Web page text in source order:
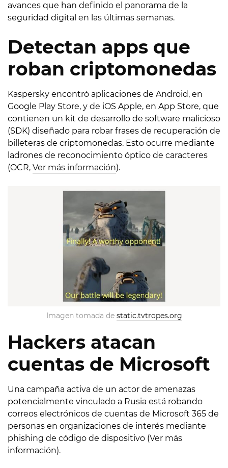
avances que han definido el panorama de la
seguridad digital en las últimas semanas.
Detectan apps que
roban criptomonedas
Kaspersky encontró aplicaciones de Android, en
Google Play Store, y de iOS Apple, en App Store, que
contienen un kit de desarrollo de software malicioso
(SDK) diseñado para robar frases de recuperación de
billeteras de criptomonedas. Esto ocurre mediante
ladrones de reconocimiento óptico de caracteres
(OCR, Ver más información).
Imagen tomada de static.tvtropes.org
Hackers atacan
cuentas de Microsoft
Una campaña activa de un actor de amenazas
potencialmente vinculado a Rusia está robando
correos electrónicos de cuentas de Microsoft 365 de
personas en organizaciones de interés mediante
phishing de código de dispositivo (Ver más
información).